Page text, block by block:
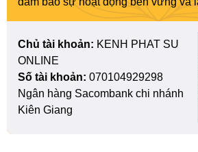
Chủ tài khoản: KENH PHAT SU
ONLINE
Số tài khoản: 070104929298
Ngân hàng Sacombank chi nhánh
Kiên Giang